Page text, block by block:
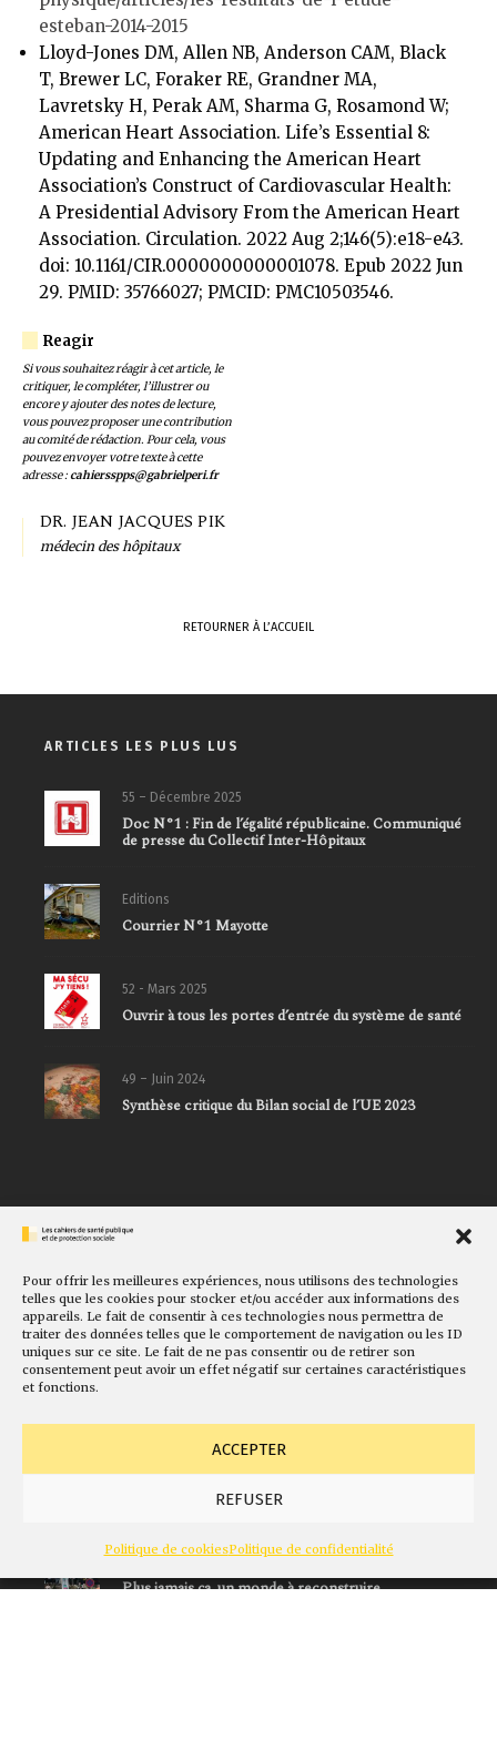
Pour offrir les meilleures expériences, nous utilisons des technologies
telles que les cookies pour stocker et/ou accéder aux informations des
appareils. Le fait de consentir à ces technologies nous permettra de
traiter des données telles que le comportement de navigation ou les ID
uniques sur ce site. Le fait de ne pas consentir ou de retirer son
consentement peut avoir un effet négatif sur certaines caractéristiques
et fonctions.
ACCEPTER
REFUSER
Politique de cookiesPolitique de confidentialité
esteban-2014-2015
Lloyd-Jones DM, Allen NB, Anderson CAM, Black
T, Brewer LC, Foraker RE, Grandner MA,
Lavretsky H, Perak AM, Sharma G, Rosamond W;
American Heart Association. Life’s Essential 8:
Updating and Enhancing the American Heart
Association’s Construct of Cardiovascular Health:
A Presidential Advisory From the American Heart
Association. Circulation. 2022 Aug 2;146(5):e18-e43.
doi: 10.1161/CIR.0000000000001078. Epub 2022 Jun
29. PMID: 35766027; PMCID: PMC10503546.
Si vous souhaitez réagir à cet article, le
critiquer, le compléter, l’illustrer ou
encore y ajouter des notes de lecture,
vous pouvez proposer une contribution
au comité de rédaction. Pour cela, vous
pouvez envoyer votre texte à cette
adresse :cahiersspps@gabrielperi.fr
DR. JEAN JACQUES PIK
médecin des hôpitaux
RETOURNER À L’ACCUEIL
ARTICLES LES PLUS LUS
55 – Décembre 2025
Doc N°1 : Fin de l’égalité républicaine. Communiqué
de presse du Collectif Inter-Hôpitaux
Editions
Courrier N°1 Mayotte
52 - Mars 2025
Ouvrir à tous les portes d’entrée du système de santé
49 – Juin 2024
Synthèse critique du Bilan social de l’UE 2023
Un nouvel élan pour les Cahiers de santé publique et
de protection sociale
35 - Novembre 2020
35 - Novembre 2020
35 - Novembre 2020
Plus jamais ça, un monde à reconstruire